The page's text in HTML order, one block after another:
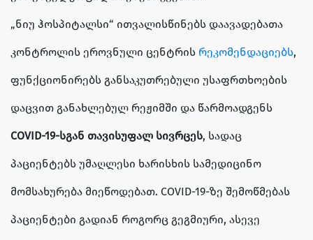
„ნიუ ჰოსპიტალსი“ ითვალისწინებს დაავადებათა
კონტროლის ეროვნული ცენტრის რეკომენდაციებს,
ფუნქციონირებს განსაკუთრებული უსაფრთხოების
დაცვით განახლებულ რეჟიმში და წარმოადგენს
COVID-19-სგან თავისუფალ სივრცეს, სადაც
პაციენტებს უმაღლესი ხარისხის სამედიცინო
მომსახურება მიეწოდებათ. COVID-19-ზე შემოწმებას
პაციენტები გადიან როგორც გეგმიური, ასევე